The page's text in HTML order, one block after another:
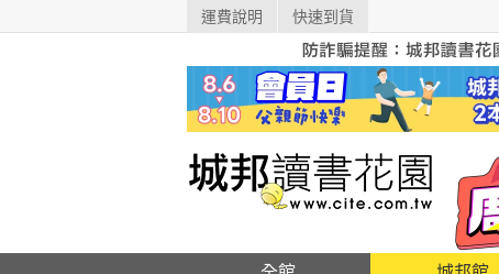
運費說明 快速到貨